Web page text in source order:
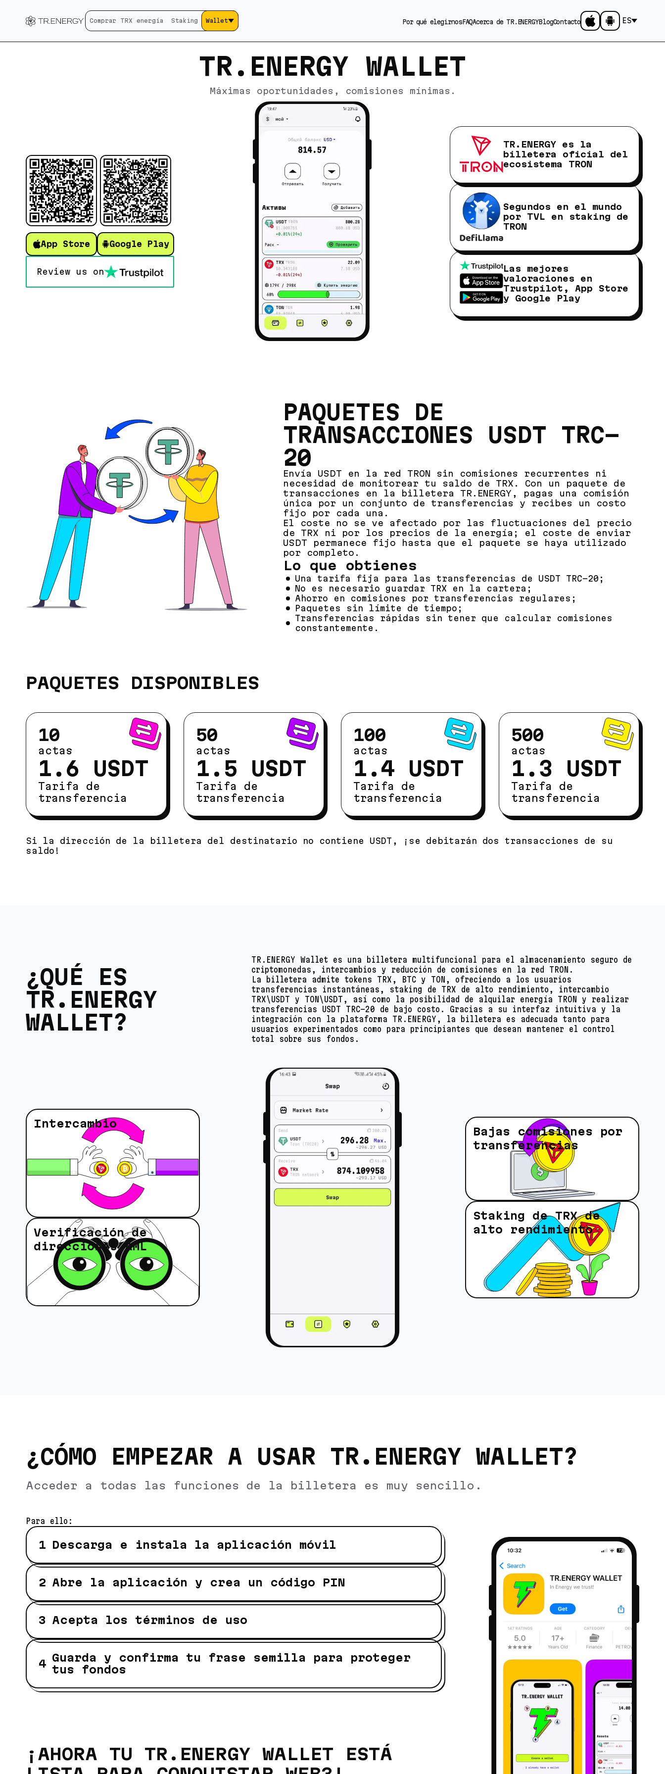
Comprar TRX energía Staking Wallet Por qué elegirnosFAQAcerca de TR.ENERGYBlogContacto ES
TR.ENERGY WALLET
Máximas oportunidades, comisiones mínimas.
App Store Google Play
Review us on
TR.ENERGY es la
billetera oficial del
ecosistema TRON
Segundos en el mundo
por TVL en staking de
TRON
Las mejores
valoraciones en
Trustpilot, App Store
y Google Play
PAQUETES DE
TRANSACCIONES USDT TRC-
20
Envía USDT en la red TRON sin comisiones recurrentes ni
necesidad de monitorear tu saldo de TRX. Con un paquete de
transacciones en la billetera TR.ENERGY, pagas una comisión
única por un conjunto de transferencias y recibes un costo
fijo por cada una.
El coste no se ve afectado por las fluctuaciones del precio
de TRX ni por los precios de la energía; el coste de enviar
USDT permanece fijo hasta que el paquete se haya utilizado
por completo.
Lo que obtienes
Una tarifa fija para las transferencias de USDT TRC-20;
No es necesario guardar TRX en la cartera;
Ahorro en comisiones por transferencias regulares;
Paquetes sin límite de tiempo;
Transferencias rápidas sin tener que calcular comisiones
constantemente.
PAQUETES DISPONIBLES
10
actas
1.6 USDT
Tarifa de
transferencia
50
actas
1.5 USDT
Tarifa de
transferencia
100
actas
1.4 USDT
Tarifa de
transferencia
500
actas
1.3 USDT
Tarifa de
transferencia
Si la dirección de la billetera del destinatario no contiene USDT, ¡se debitarán dos transacciones de su
saldo!
¿QUÉ ES
TR.ENERGY
WALLET?
TR.ENERGY Wallet es una billetera multifuncional para el almacenamiento seguro de
criptomonedas, intercambios y reducción de comisiones en la red TRON.
La billetera admite tokens TRX, BTC y TON, ofreciendo a los usuarios
transferencias instantáneas, staking de TRX de alto rendimiento, intercambio
TRX\USDT y TON\USDT, así como la posibilidad de alquilar energía TRON y realizar
transferencias USDT TRC-20 de bajo costo. Gracias a su interfaz intuitiva y la
integración con la plataforma TR.ENERGY, la billetera es adecuada tanto para
usuarios experimentados como para principiantes que desean mantener el control
total sobre sus fondos.
Intercambio
Verificación de
direcciones AML
Bajas comisiones por
transferencias
Staking de TRX de
alto rendimiento
¿CÓMO EMPEZAR A USAR TR.ENERGY WALLET?
Acceder a todas las funciones de la billetera es muy sencillo.
Para ello:
Descarga e instala la aplicación móvil
Abre la aplicación y crea un código PIN
Acepta los términos de uso
Guarda y confirma tu frase semilla para proteger
tus fondos
¡AHORA TU TR.ENERGY WALLET ESTÁ